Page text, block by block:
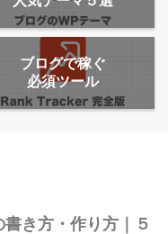
ブログで稼ぐ
必須ツール
書き方・作り方｜５